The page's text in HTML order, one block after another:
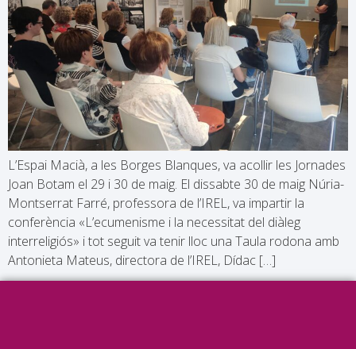
L’Espai Macià, a les Borges Blanques, va acollir les Jornades
Joan Botam el 29 i 30 de maig. El dissabte 30 de maig Núria-
Montserrat Farré, professora de l’IREL, va impartir la
conferència «L’ecumenisme i la necessitat del diàleg
interreligiós» i tot seguit va tenir lloc una Taula rodona amb
Antonieta Mateus, directora de l’IREL, Dídac […]